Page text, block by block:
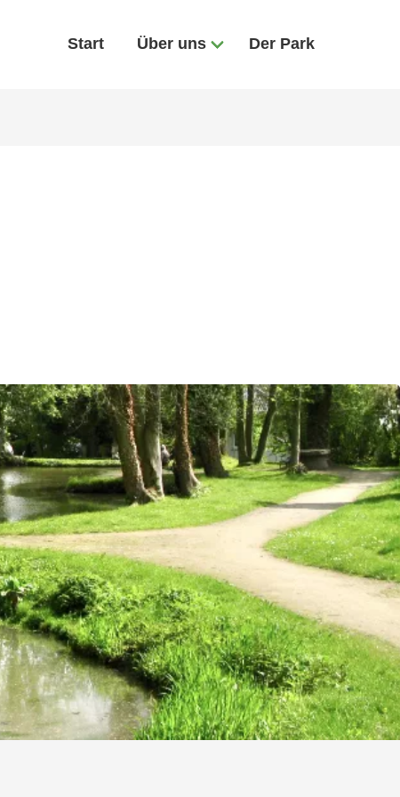
Start Über uns Der Park